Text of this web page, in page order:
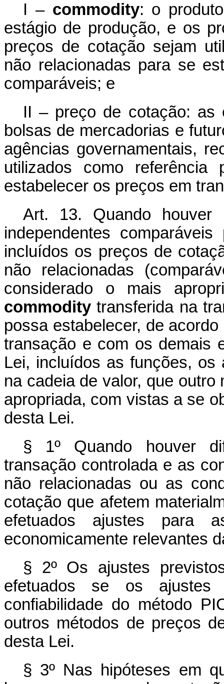
I –commodity: o
estágio de produção, e os
preços de cotação sejam
não relacionadas para se
comparáveis; e
II – preço de cotação: as
bolsas de mercadorias e
agências governamentais,
utilizados como referência
estabelecer os preços em
Art. 13. Quando houver
independentes
incluídos os preços de
não relacionadas
considerado o mais
commodity transferida na
possa estabelecer, de
transação e com os demais
Lei, incluídos as funções,
na cadeia de valor, que
apropriada, com vistas a se
desta Lei.
§ 1º Quando houver
transação controlada e as
não relacionadas ou as
cotação que afetem
efetuados ajustes para
economicamente relevantes
§ 2º Os ajustes
efetuados se os ajustes
confiabilidade do método
outros métodos de preços
desta Lei.
§ 3º Nas hipóteses em